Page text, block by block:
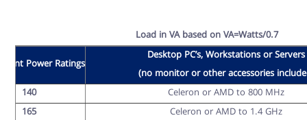
Load in VA based on VA=Watts/0.7
Desktop PC’s, Workstations or Servers
Power Ratings*
Celeron or AMD to 800 MHz
140
Celeron or AMD to 1.4 GHz
165